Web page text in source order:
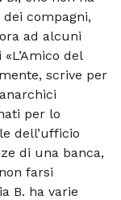
dei compagni,
ad alcuni
del
scrive per
per lo
dell’ufficio
di una banca,
farsi
B. ha varie